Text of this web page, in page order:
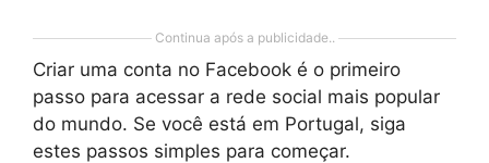
Continua após a publicidade..
Criar uma conta no Facebook é o primeiro
passo para acessar a rede social mais popular
do mundo. Se você está em Portugal, siga
estes passos simples para começar.